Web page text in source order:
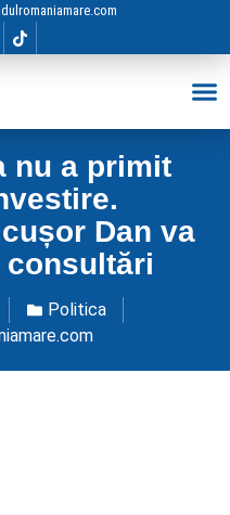
nu a primit
Dan va
Politica